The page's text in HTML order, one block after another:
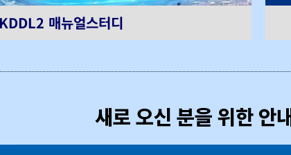
KDDL2 매뉴얼스터디
새로 오신 분을 위한 안내